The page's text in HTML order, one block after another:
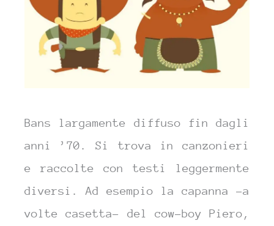
Bans largamente diffuso fin dagli
anni ’70. Si trova in canzonieri
e raccolte con testi leggermente
diversi. Ad esempio la capanna -a
volte casetta- del cow-boy Piero,